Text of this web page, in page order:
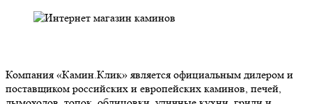
Компания «Камин.Клик» является официальным дилером и
поставщиком российских и европейских каминов, печей,